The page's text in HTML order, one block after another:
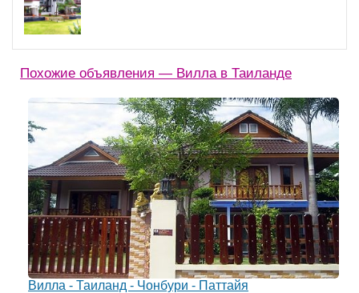
Похожие объявления — Вилла в Таиланде
Вилла - Таиланд - Чонбури - Паттайя